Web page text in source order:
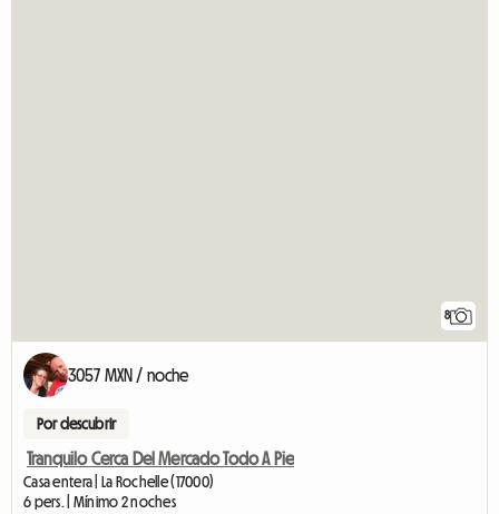
8
3057 MXN / noche
Por descubrir
Tranquilo Cerca Del Mercado Todo A Pie
Casa entera | La Rochelle (17000)
6 pers. | Mínimo 2 noches